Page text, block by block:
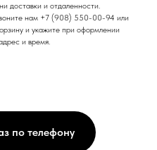
доставки и отдаленности.
нам +7 (908) 550-00-94 или
и укажите при оформлении
и время.
по телефону